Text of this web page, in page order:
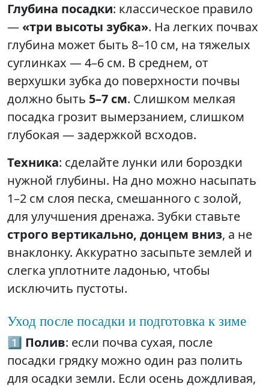
Глубина посадки: классическое правило
— «три высоты зубка». На легких почвах
глубина может быть 8–10 см, на тяжелых
суглинках — 4–6 см. В среднем, от
верхушки зубка до поверхности почвы
должно быть 5–7 см. Слишком мелкая
посадка грозит вымерзанием, слишком
глубокая — задержкой всходов.
Техника: сделайте лунки или бороздки
нужной глубины. На дно можно насыпать
1–2 см слоя песка, смешанного с золой,
для улучшения дренажа. Зубки ставьте
строго вертикально, донцем вниз, а не
внаклонку. Аккуратно засыпьте землей и
слегка уплотните ладонью, чтобы
исключить пустоты.
Уход после посадки и подготовка к зиме
1️⃣ Полив: если почва сухая, после
посадки грядку можно один раз полить
для осадки земли. Если осень дождливая,